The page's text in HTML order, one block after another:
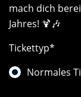
mach dich
Jahres! 🍹🎶
Tickettyp*
Normales